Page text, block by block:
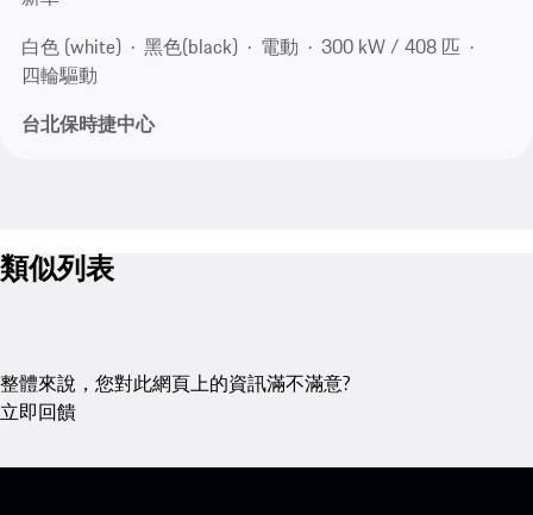
白色 (white)
黑色(black) 電動
300 kW / 408 匹
四輪驅動
台北保時捷中心
類似列表
整體來說，您對此網頁上的資訊滿不滿意?
立即回饋